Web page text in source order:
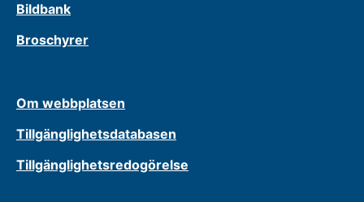
Bildbank
Broschyrer
Om webbplatsen
Tillgänglighetsdatabasen
Tillgänglighetsredogörelse